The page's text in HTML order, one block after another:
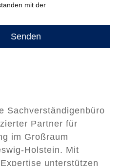
mit der
Senden
Sachverständigenbüro
Partner für
im Großraum
Holstein. Mit
unterstützen